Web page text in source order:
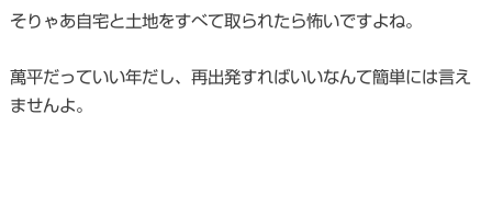
そりゃあ自宅と土地をすべて取られたら怖いですよね。
萬平だっていい年だし、再出発すればいいなんて簡単には言え
ませんよ。